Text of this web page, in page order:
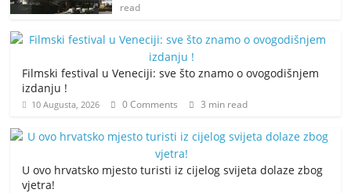
read
Filmski festival u Veneciji: sve što znamo o ovogodišnjem
izdanju !
10 Augusta, 2026 0 Comments 3 min read
U ovo hrvatsko mjesto turisti iz cijelog svijeta dolaze zbog
vjetra!